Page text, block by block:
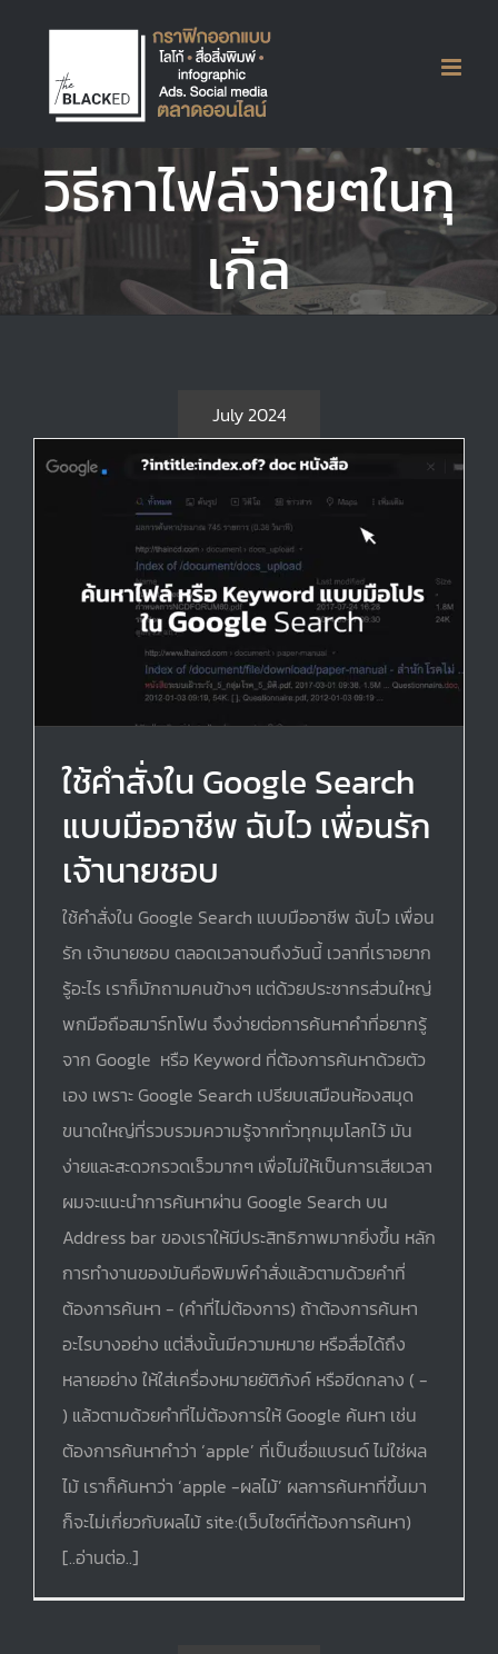
content
วิธีกาไฟล์ง่ายๆในกุ
เกิ้ล
July 2024
ใช้คำสั่งใน Google Search แบบมืออาชีพ
ฉับไว เพื่อนรัก เจ้านายชอบ
ใช้คำสั่งใน Google Search
แบบมืออาชีพ ฉับไว เพื่อนรัก
เจ้านายชอบ
ใช้คำสั่งใน Google Search แบบมืออาชีพ ฉับไว เพื่อน
รัก เจ้านายชอบ ตลอดเวลาจนถึงวันนี้ เวลาที่เราอยาก
รู้อะไร เราก็มักถามคนข้างๆ แต่ด้วยประชากรส่วนใหญ่
พกมือถือสมาร์ทโฟน จึงง่ายต่อการค้นหาคำที่อยากรู้
จาก Google หรือ Keyword ที่ต้องการค้นหาด้วยตัว
เอง เพราะ Google Search เปรียบเสมือนห้องสมุด
ขนาดใหญ่ที่รวบรวมความรู้จากทั่วทุกมุมโลกไว้ มัน
ง่ายและสะดวกรวดเร็วมากๆ เพื่อไม่ให้เป็นการเสียเวลา
ผมจะแนะนำการค้นหาผ่าน Google Search บน
Address bar ของเราให้มีประสิทธิภาพมากยิ่งขึ้น หลัก
การทำงานของมันคือพิมพ์คำสั่งแล้วตามด้วยคำที่
ต้องการค้นหา - (คำที่ไม่ต้องการ) ถ้าต้องการค้นหา
อะไรบางอย่าง แต่สิ่งนั้นมีความหมาย หรือสื่อได้ถึง
หลายอย่าง ให้ใส่เครื่องหมายยัติภังค์ หรือขีดกลาง ( -
) แล้วตามด้วยคำที่ไม่ต้องการให้ Google ค้นหา เช่น
ต้องการค้นหาคำว่า ‘apple’ ที่เป็นชื่อแบรนด์ ไม่ใช่ผล
ไม้ เราก็ค้นหาว่า ‘apple -ผลไม้’ ผลการค้นหาที่ขึ้นมา
ก็จะไม่เกี่ยวกับผลไม้ site:(เว็บไซต์ที่ต้องการค้นหา)
[..อ่านต่อ..]แนวทางกราฟิก มีชื่อเรียกอะไรบ้าง
Graphic ไม่มีหมวดหมู่